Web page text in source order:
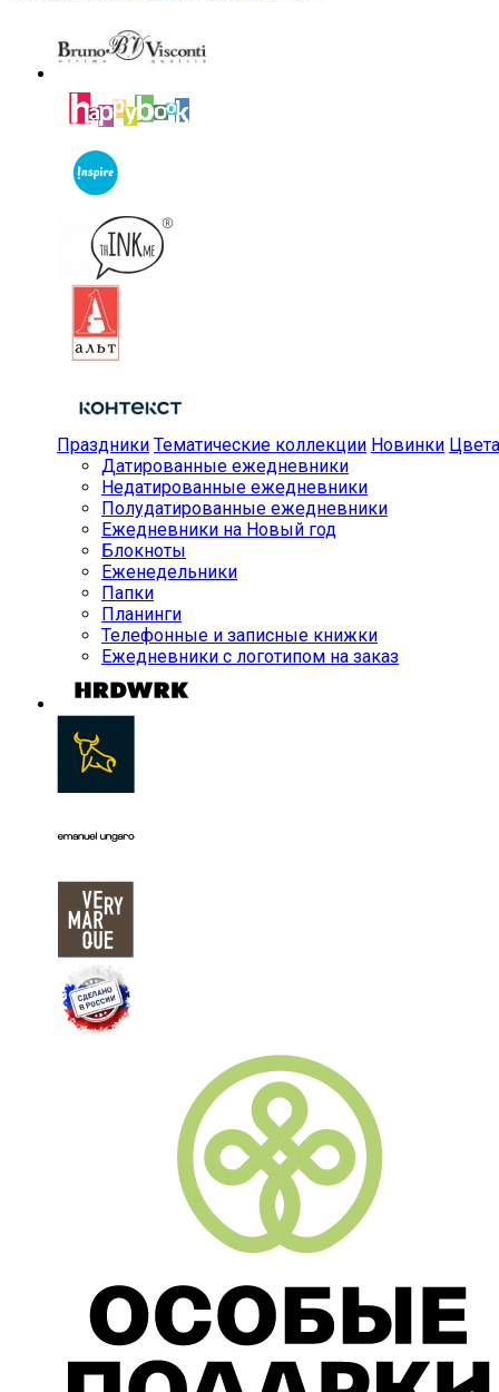
Праздники Тематические коллекции Новинки Цвета
Датированные ежедневники
Недатированные ежедневники
Полудатированные ежедневники
Ежедневники на Новый год
Блокноты
Еженедельники
Папки
Планинги
Телефонные и записные книжки
Ежедневники с логотипом на заказ